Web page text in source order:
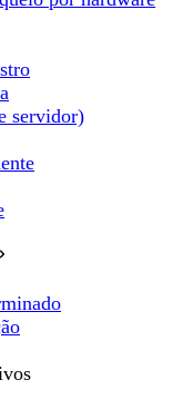
servidor)